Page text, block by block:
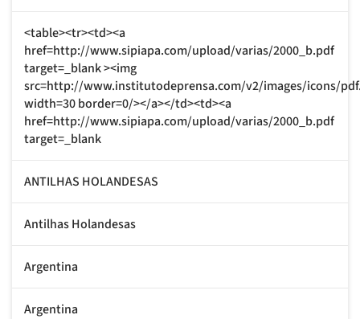
<table><tr><td><a
href=http://www.sipiapa.com/upload/varias/2000_b.pdf
target=_blank ><img
src=http://www.institutodeprensa.com/v2/images/icons/
width=30 border=0/></a></td><td><a
href=http://www.sipiapa.com/upload/varias/2000_b.pdf
target=_blank
ANTILHAS HOLANDESAS
Antilhas Holandesas
Argentina
Argentina